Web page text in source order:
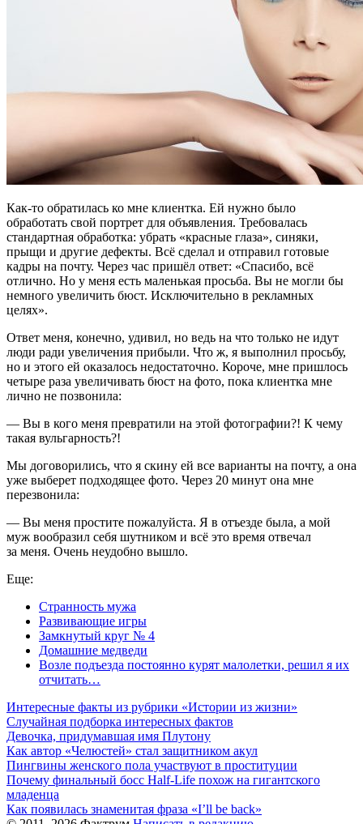
Как-то обратилась ко мне клиентка. Ей нужно было
обработать свой портрет для объявления. Требовалась
стандартная обработка: убрать «красные глаза», синяки,
прыщи и другие дефекты. Всё сделал и отправил готовые
кадры на почту. Через час пришёл ответ: «Спасибо, всё
отлично. Но у меня есть маленькая просьба. Вы не могли бы
немного увеличить бюст. Исключительно в рекламных
целях».
Ответ меня, конечно, удивил, но ведь на что только не идут
люди ради увеличения прибыли. Что ж, я выполнил просьбу,
но и этого ей оказалось недостаточно. Короче, мне пришлось
четыре раза увеличивать бюст на фото, пока клиентка мне
лично не позвонила:
— Вы в кого меня превратили на этой фотографии?! К чему
такая вульгарность?!
Мы договорились, что я скину ей все варианты на почту, а она
уже выберет подходящее фото. Через 20 минут она мне
перезвонила:
— Вы меня простите пожалуйста. Я в отъезде была, а мой
муж вообразил себя шутником и всё это время отвечал
за меня. Очень неудобно вышло.
Еще:
Странность мужа
Развивающие игры
Замкнутый круг № 4
Домашние медведи
Возле подъезда постоянно курят малолетки, решил я их
отчитать…
Интересные факты из рубрики «Истории из жизни»
Случайная подборка интересных фактов
Девочка, придумавшая имя Плутону
Как автор «Челюстей» стал защитником акул
Пингвины женского пола участвуют в проституции
Почему финальный босс Half-Life похож на гигантского
младенца
Как появилась знаменитая фраза «I’ll be back»